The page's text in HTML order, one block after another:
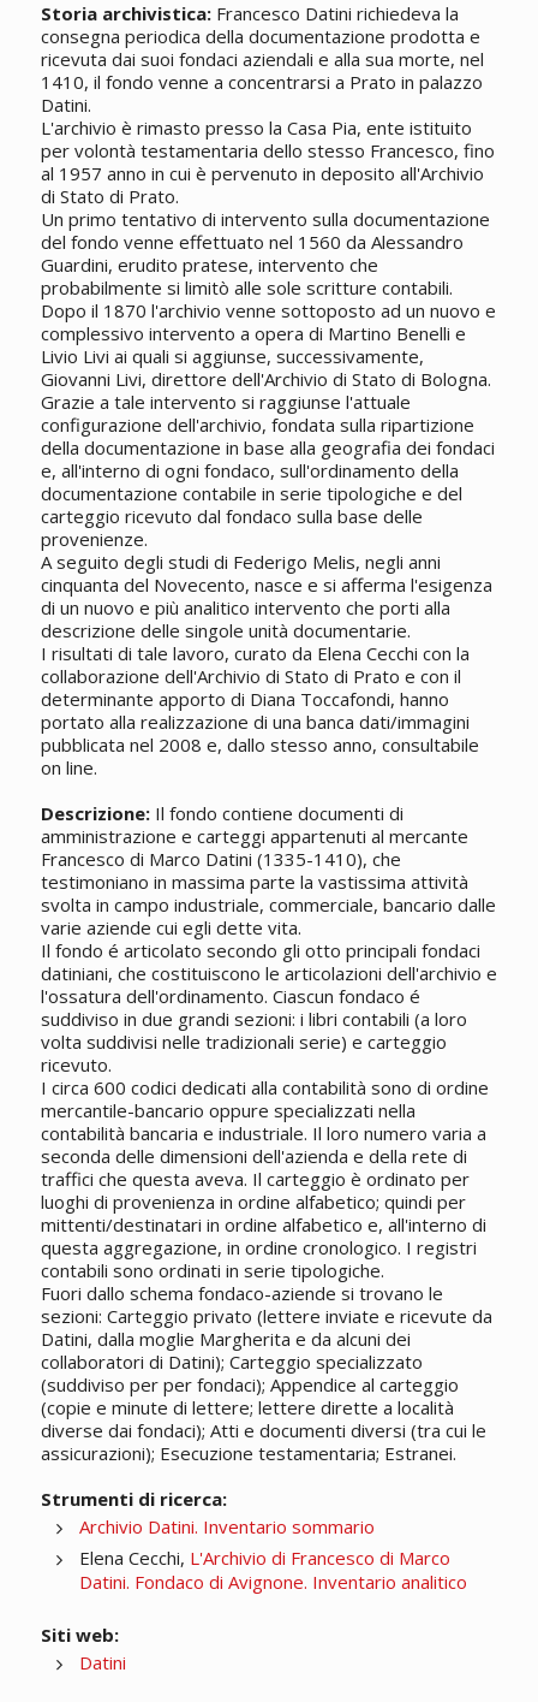
Storia archivistica:Francesco Datini richiedeva la
consegna periodica della documentazione prodotta e
ricevuta dai suoi fondaci aziendali e alla sua morte, nel
1410, il fondo venne a concentrarsi a Prato in palazzo
Datini.
L'archivio è rimasto presso la Casa Pia, ente istituito
per volontà testamentaria dello stesso Francesco, fino
al 1957 anno in cui è pervenuto in deposito all'Archivio
di Stato di Prato.
Un primo tentativo di intervento sulla documentazione
del fondo venne effettuato nel 1560 da Alessandro
Guardini, erudito pratese, intervento che
probabilmente si limitò alle sole scritture contabili.
Dopo il 1870 l'archivio venne sottoposto ad un nuovo e
complessivo intervento a opera di Martino Benelli e
Livio Livi ai quali si aggiunse, successivamente,
Giovanni Livi, direttore dell'Archivio di Stato di Bologna.
Grazie a tale intervento si raggiunse l'attuale
configurazione dell'archivio, fondata sulla ripartizione
della documentazione in base alla geografia dei fondaci
e, all'interno di ogni fondaco, sull'ordinamento della
documentazione contabile in serie tipologiche e del
carteggio ricevuto dal fondaco sulla base delle
provenienze.
A seguito degli studi di Federigo Melis, negli anni
cinquanta del Novecento, nasce e si afferma l'esigenza
di un nuovo e più analitico intervento che porti alla
descrizione delle singole unità documentarie.
I risultati di tale lavoro, curato da Elena Cecchi con la
collaborazione dell'Archivio di Stato di Prato e con il
determinante apporto di Diana Toccafondi, hanno
portato alla realizzazione di una banca dati/immagini
pubblicata nel 2008 e, dallo stesso anno, consultabile
on line.
Descrizione:Il fondo contiene documenti di
amministrazione e carteggi appartenuti al mercante
Francesco di Marco Datini (1335-1410), che
testimoniano in massima parte la vastissima attività
svolta in campo industriale, commerciale, bancario dalle
varie aziende cui egli dette vita.
Il fondo é articolato secondo gli otto principali fondaci
datiniani, che costituiscono le articolazioni dell'archivio e
l'ossatura dell'ordinamento. Ciascun fondaco é
suddiviso in due grandi sezioni: i libri contabili (a loro
volta suddivisi nelle tradizionali serie) e carteggio
ricevuto.
I circa 600 codici dedicati alla contabilità sono di ordine
mercantile-bancario oppure specializzati nella
contabilità bancaria e industriale. Il loro numero varia a
seconda delle dimensioni dell'azienda e della rete di
traffici che questa aveva. Il carteggio è ordinato per
luoghi di provenienza in ordine alfabetico; quindi per
mittenti/destinatari in ordine alfabetico e, all'interno di
questa aggregazione, in ordine cronologico. I registri
contabili sono ordinati in serie tipologiche.
Fuori dallo schema fondaco-aziende si trovano le
sezioni: Carteggio privato (lettere inviate e ricevute da
Datini, dalla moglie Margherita e da alcuni dei
collaboratori di Datini); Carteggio specializzato
(suddiviso per per fondaci); Appendice al carteggio
(copie e minute di lettere; lettere dirette a località
diverse dai fondaci); Atti e documenti diversi (tra cui le
assicurazioni); Esecuzione testamentaria; Estranei.
Strumenti di ricerca:
Archivio Datini. Inventario sommario
Elena Cecchi, L'Archivio di Francesco di Marco
Datini. Fondaco di Avignone. Inventario analitico
Siti web:
Datini